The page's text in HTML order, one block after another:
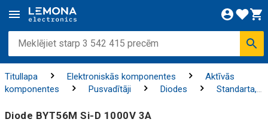
Titullapa Elektroniskās komponentes
Aktīvās
komponentes
Pusvadītāji Diodes
Standarta,
Diode BYT56M Si-D 1000V 3A